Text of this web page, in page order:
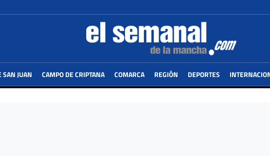
SAN JUAN CAMPO DE CRIPTANA COMARCA REGIÓN DEPORTES